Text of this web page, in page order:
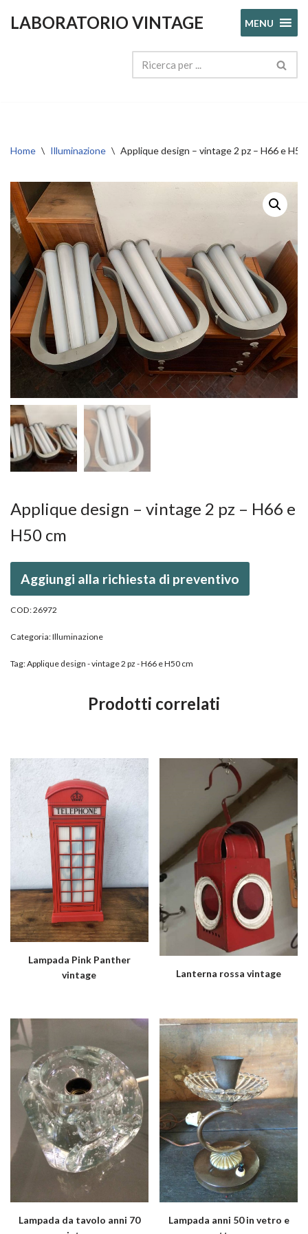
LABORATORIO VINTAGE MENU
Home \ Illuminazione \ Applique design – vintage 2 pz – H66 e H50
Applique design – vintage 2 pz – H66 e
H50 cm
Aggiungi alla richiesta di preventivo
COD:26972
Categoria:Illuminazione
Tag:Applique design - vintage 2 pz - H66 e H50 cm
Prodotti correlati
Lampada Pink Panther
vintage
Lanterna rossa vintage
Lampada da tavolo anni 70
Lampada anni 50 in vetro e